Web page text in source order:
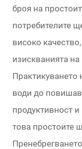
броя на
потребителите
високо
изискванията
води до
продуктивност и
това простоите